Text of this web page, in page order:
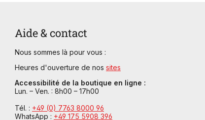
Aide & contact
Nous sommes là pour vous :
Heures d'ouverture de nos sites
Accessibilité de la boutique en ligne :
Lun. – Ven. : 8h00 – 17h00
Tél. : +49 (0) 7763 8000 96
WhatsApp : +49 175 5908 396